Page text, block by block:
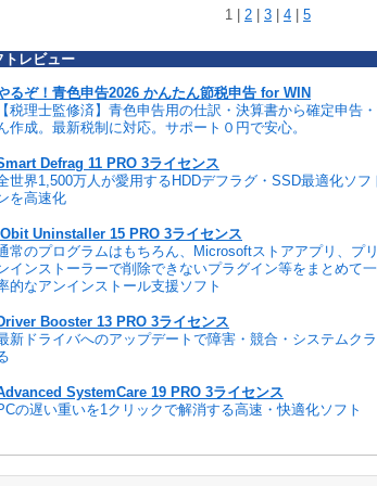
1 | 2 | 3 | 4 | 5
レビュー
るぞ！青色申告2026 かんたん節税申告 for WIN
税理士監修済】青色申告用の仕訳・決算書から確定申告
作成。最新税制に対応。サポート０円で安心。
Defrag 11 PRO 3ライセンス
世界1,500万人が愛用するHDDデフラグ・SSD最適化ソ
を高速化
Uninstaller 15 PRO 3ライセンス
常のプログラムはもちろん、Microsoftストアアプリ、プ
インストーラーで削除できないプラグイン等をまとめて
的なアンインストール支援ソフト
Booster 13 PRO 3ライセンス
新ドライバへのアップデートで障害・競合・システムク
SystemCare 19 PRO 3ライセンス
の遅い重いを1クリックで解消する高速・快適化ソフト